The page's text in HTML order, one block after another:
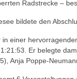
Radstrecke –
bildete den
einer
Er belegte
Anja Poppe-